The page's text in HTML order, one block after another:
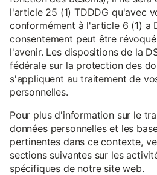
l'article 25 (1) TDDDG qu'avec
conformément à l'article 6 (1) a
consentement peut être
l'avenir. Les dispositions de la
fédérale sur la protection des
s'appliquent au traitement de
personnelles.
Pour plus d'information sur le
données personnelles et les
pertinentes dans ce contexte,
sections suivantes sur les
spécifiques de notre site web.